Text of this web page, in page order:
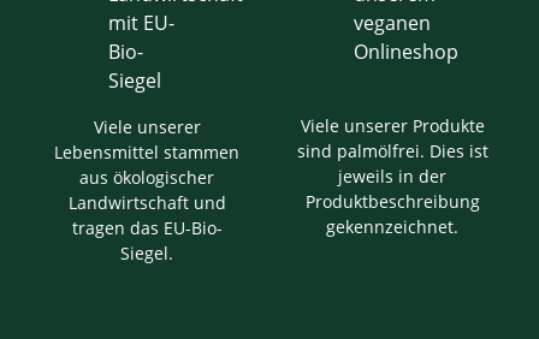
Viele unserer
Lebensmittel stammen
aus ökologischer
Landwirtschaft und
tragen das EU-Bio-
Siegel.
Viele unserer Produkte
sind palmölfrei. Dies ist
jeweils in der
Produktbeschreibung
gekennzeichnet.